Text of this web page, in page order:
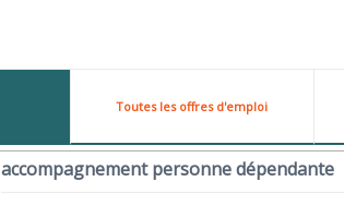
Toutes les offres d'emploi
accompagnement personne dépendante